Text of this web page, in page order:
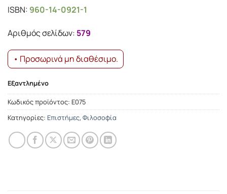
ISBN: 960-14-0921-1
Αριθμός σελίδων: 579
• Προσωρινά μη διαθέσιμο.
Εξαντλημένο
Κωδικός προϊόντος: Ε075
Κατηγορίες: Επιστήμες, Φιλοσοφία